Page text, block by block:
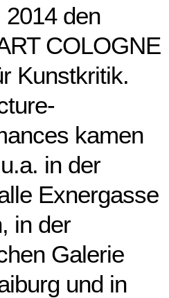
2014 den
COLOGNE
Kunstkritik.
kamen
in der
Exnergasse
in der
Galerie
und in